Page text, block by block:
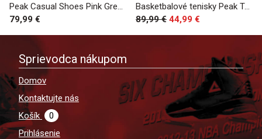
Peak Casual Shoes Pink Green
79,99 €
Basketbalové tenisky Peak Taichi Cavalry 4 Basketball Match Shoes Dynamic Green
89,99 € 44,99 €
Sprievodca nákupom
Domov
Kontaktujte nás
Košík
0
Prihlásenie